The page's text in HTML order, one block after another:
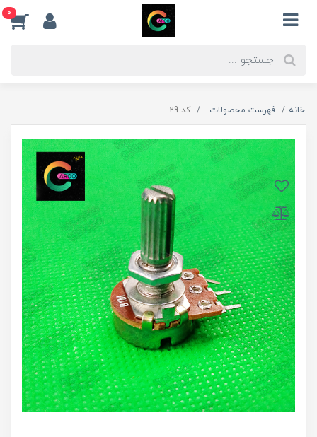
0
خانه فهرست محصولات کد 29